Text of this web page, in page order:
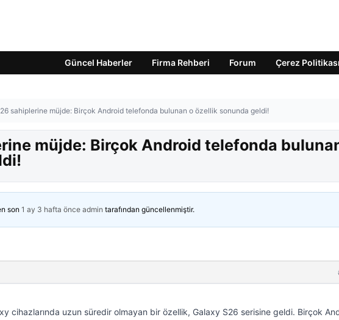
Güncel Haberler Firma Rehberi Forum Çerez Politikası
sahiplerine müjde: Birçok Android telefonda bulunan o özellik sonunda geldi!
müjde: Birçok Android telefonda
son 1 ay 3 hafta önce admin tarafından güncellenmiştir.
cihazlarında uzun süredir olmayan bir özellik, Galaxy S26 serisine geldi. Birçok